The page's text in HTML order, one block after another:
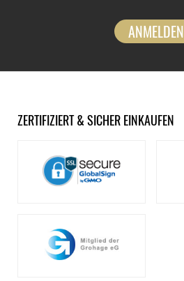
ANMELDEN
ZERTIFIZIERT & SICHER EINKAUFEN